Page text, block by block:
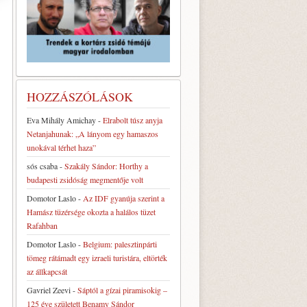
HOZZÁSZÓLÁSOK
Eva Mihály Amichay-Elrabolt túsz anyja
Netanjahunak: „A lányom egy hamaszos
unokával térhet haza”
sós csaba-Szakály Sándor: Horthy a
budapesti zsidóság megmentője volt
Domotor Laslo- Az IDF gyanúja szerint a
Hamász tüzérsége okozta a halálos tüzet
Rafahban
Domotor Laslo-Belgium: palesztinpárti
tömeg rátámadt egy izraeli turistára, eltörték
az állkapcsát
Gavriel Zeevi-Sáptól a gízai piramisokig –
125 éve született Benamy Sándor